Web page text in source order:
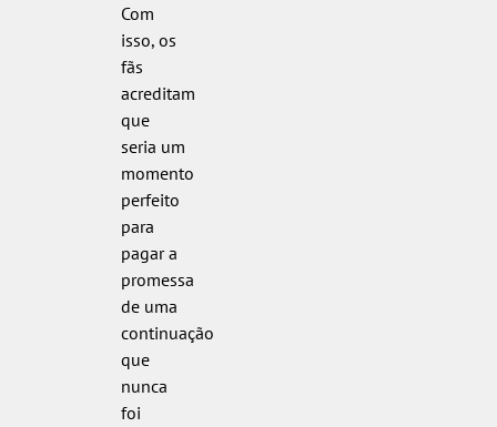
Com
isso, os
fãs
acreditam
que
seria um
momento
perfeito
para
pagar a
promessa
de uma
continuação
que
nunca
foi